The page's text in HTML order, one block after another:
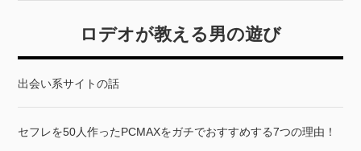
ロデオが教える男の遊び
出会い系サイトの話
セフレを50人作ったPCMAXをガチでおすすめする7つの理由！